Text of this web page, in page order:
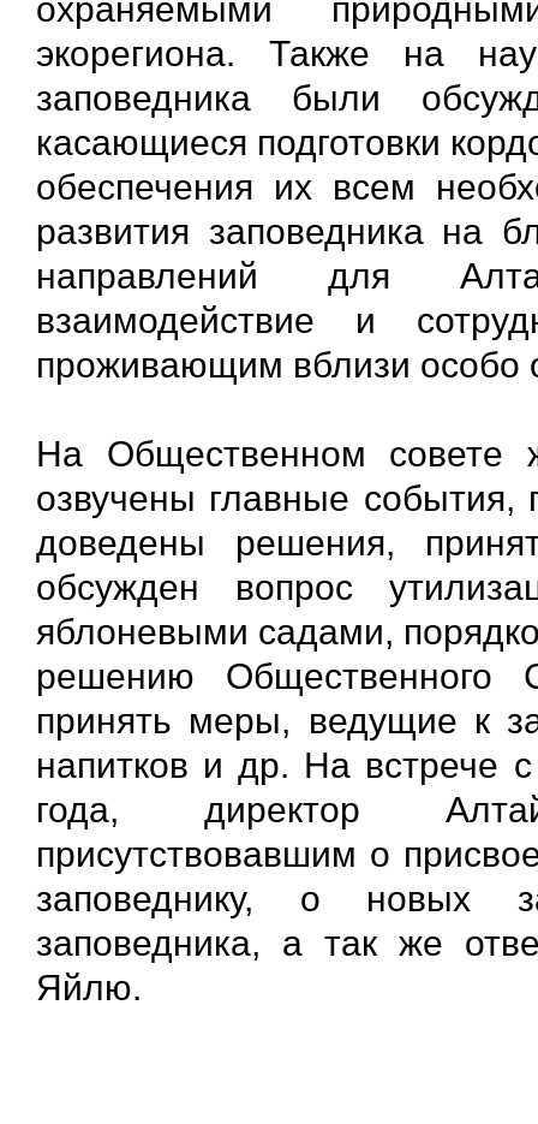
охраняемыми
экорегиона. Также на
заповедника были
касающиеся подготовки
обеспечения их всем
развития заповедника на
направлений для
взаимодействие и
проживающим вблизи особо
На Общественном совете
озвучены главные
доведены решения,
обсужден вопрос
яблоневыми садами,
решению Общественного
принять меры, ведущие к
напитков и др. На встрече
года, директор
присутствовавшим о
заповеднику, о новых
заповедника, а так же
Яйлю.